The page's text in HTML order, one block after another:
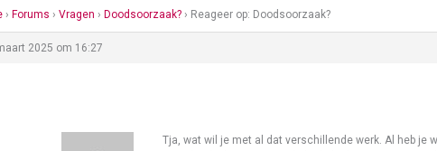
› Forums › Vragen › Doodsoorzaak? › Reageer op: Doodsoorzaak?
2025 om 16:27
Tja, wat wil je met al dat verschillende werk. Al heb je